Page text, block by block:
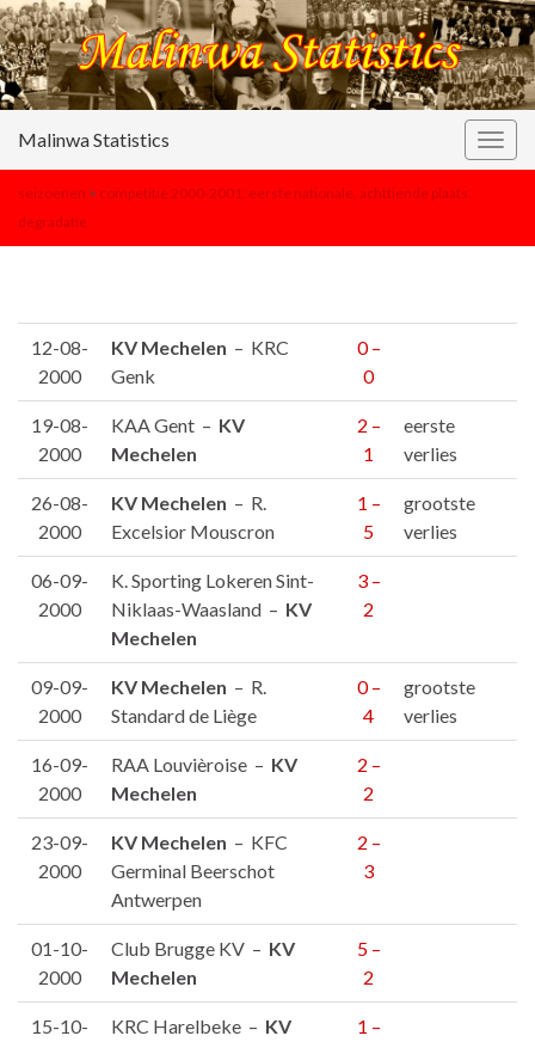
Malinwa Statistics
seizoenen > competitie 2000-2001: eerste nationale, achttiende plaats,
degradatie
12-08-
2000
KV Mechelen – KRC
Genk
0 –
0
19-08-
2000
KAA Gent – KV
Mechelen
2 –
1
eerste
verlies
26-08-
2000
KV Mechelen – R.
Excelsior Mouscron
1 –
5
grootste
verlies
06-09-
2000
K. Sporting Lokeren Sint-
Niklaas-Waasland – KV
Mechelen
3 –
2
09-09-
2000
KV Mechelen – R.
Standard de Liège
0 –
4
grootste
verlies
16-09-
2000
RAA Louvièroise – KV
Mechelen
2 –
2
23-09-
2000
KV Mechelen – KFC
Germinal Beerschot
Antwerpen
2 –
3
01-10-
2000
Club Brugge KV – KV
Mechelen
5 –
2
15-10-
KRC Harelbeke – KV
1 –